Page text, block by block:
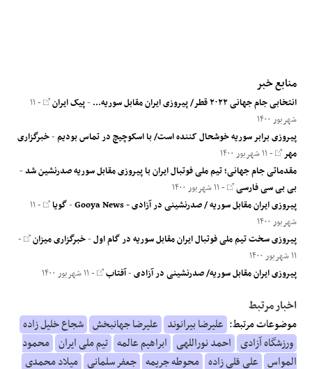
منابع خبر
انتخابی جام جهانی ۲۰۲۲ قطر/ پیروزی ایران مقابل سوریه... -پیک ایران
- ۱۱
شهریور ۱۴۰۰
پیروزی برابر سوریه خوشحال کننده است/ با اسکوچیچ در تماس بودیم-خبرگزاری
مهر - ۱۱ شهریور ۱۴۰۰
مقدماتی جام جهانی؛ تیم ملی فوتبال ایران با پیروزی مقابل سوریه صدرنشین شد-
بی بی سی فارسی - ۱۱ شهریور ۱۴۰۰
پیروزی ایران مقابل سوریه / صدرنشینی در آزادی - Gooya News
-گویا
- ۱۱
شهریور ۱۴۰۰
پیروزی سخت تیم ملی فوتبال ایران مقابل سوریه در گام اول-خبرگزاری میزان -
۱۱ شهریور ۱۴۰۰
پیروزی ایران مقابل سوریه/ صدرنشینی در آزادی-آفتاب - ۱۱ شهریور ۱۴۰۰
اخبار مرتبط
موضوعات مرتبط: علیرضا بیرانوند علیرضا جهانبخش شجاع خلیل زاده
ورزشگاه آزادی احمد نوراللهی ابراهیم عالمه تیم ملی ایران محمود
المواس علی قلی زاده محوطه جریمه جعفر سلمانی میلاد محمدی